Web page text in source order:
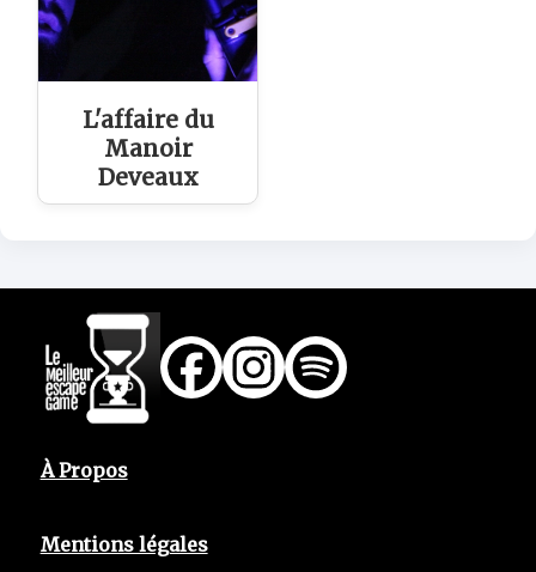
L'affaire du
Manoir
Deveaux
À Propos
Mentions légales